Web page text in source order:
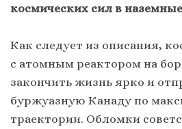
космических сил в наземные
Как следует из описания,
с атомным реактором на
закончить жизнь ярко и
буржуазную Канаду по
траектории. Обломки